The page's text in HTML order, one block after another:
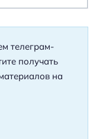
телеграм-
получать
на